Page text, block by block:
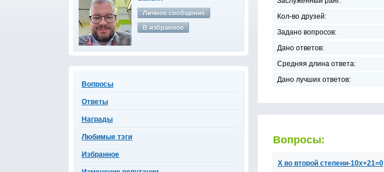
Личное сообщение
В избранное
Вопросы
Ответы
Награды
Любимые тэги
Избранное
Кол-во друзей:
Задано вопросов:
Дано ответов:
Средняя длина ответа:
Дано лучших ответов:
Вопросы:
Х во второй степени-10x+21=0